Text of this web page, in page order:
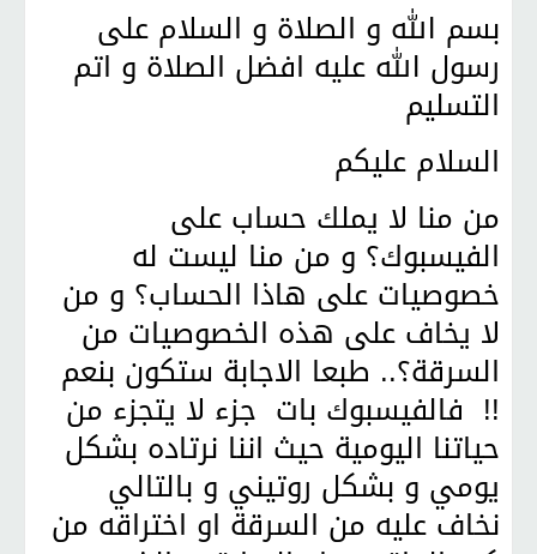
بسم الله و الصلاة و السلام على
رسول الله عليه افضل الصلاة و اتم
التسليم
السلام عليكم
من منا لا يملك حساب على
الفيسبوك؟ و من منا ليست له
خصوصيات على هاذا الحساب؟ و من
لا يخاف على هذه الخصوصيات من
السرقة؟.. طبعا الاجابة ستكون بنعم
!! فالفيسبوك بات جزء لا يتجزء من
حياتنا اليومية حيث اننا نرتاده بشكل
يومي و بشكل روتيني و بالتالي
نخاف عليه من السرقة او اختراقه من